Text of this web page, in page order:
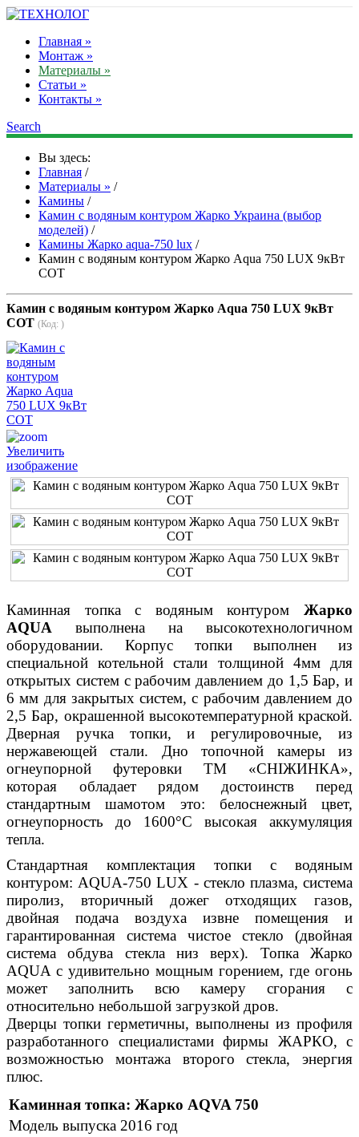
Главная »
Монтаж »
Материалы »
Статьи »
Контакты »
Search
Вы здесь:
Главная /
Материалы » /
Камины /
Камин с водяным контуром Жарко Украина (выбор
моделей) /
Камины Жарко aqua-750 lux /
Камин с водяным контуром Жарко Aqua 750 LUX 9кВт
СОТ
Камин с водяным контуром Жарко Aqua 750 LUX 9кВт
СОТ (Код: )
Увеличить
изображение
Каминная топка с водяным контуром Жарко
АQUA выполнена на высокотехнологичном
оборудовании. Корпус топки выполнен из
специальной котельной стали толщиной 4мм для
открытых систем с рабочим давлением до 1,5 Бар, и
6 мм для закрытых систем, с рабочим давлением до
2,5 Бар, окрашенной высокотемпературной краской.
Дверная ручка топки, и регулировочные, из
нержавеющей стали. Дно топочной камеры из
огнеупорной футеровки ТМ «СНІЖИНКА»,
которая обладает рядом достоинств перед
стандартным шамотом это: белоснежный цвет,
огнеупорность до 1600°С высокая аккумуляция
тепла.
Стандартная комплектация топки с водяным
контуром: АQUA-750 LUX - стекло плазма, система
пиролиз, вторичный дожег отходящих газов,
двойная подача воздуха извне помещения и
гарантированная система чистое стекло (двойная
система обдува стекла низ верх). Топка Жарко
АQUA с удивительно мощным горением, где огонь
может заполнить всю камеру сгорания с
относительно небольшой загрузкой дров.
Дверцы топки герметичны, выполнены из профиля
разработанного специалистами фирмы ЖАРКО, с
возможностью монтажа второго стекла, энергия
плюс.
Каминная топка: Жарко AQVA 750
Модель выпуска 2016 год